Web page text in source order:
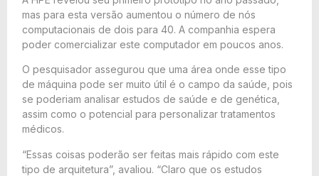
mas para esta versão aumentou o número de nós
computacionais de dois para 40. A companhia espera
poder comercializar este computador em poucos anos.
O pesquisador assegurou que uma área onde esse tipo
de máquina pode ser muito útil é o campo da saúde, pois
se poderiam analisar estudos de saúde e de genética,
assim como o potencial para personalizar tratamentos
médicos.
“Essas coisas poderão ser feitas mais rápido com este
tipo de arquitetura”, avaliou. “Claro que os estudos